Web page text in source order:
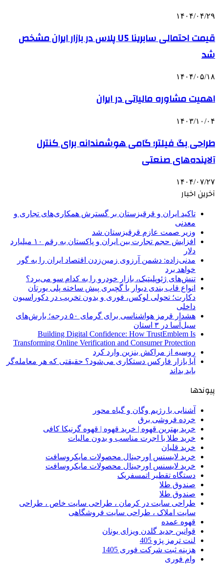
۱۴۰۴/۰۴/۲۹
قیمت احتمالی سابرینا U5 پلاس در بازار ایران مشخص
شد
۱۴۰۴/۰۵/۱۸
اهمیت مشاوره مالیاتی در ایران
۱۴۰۳/۱۰/۰۴
طراحی بگ فیلتر؛ گامی هوشمندانه برای کنترل
آلاینده‌های صنعتی
۱۴۰۴/۰۷/۲۷
آخرین اخبار
تاکید ایران و قرقیزستان بر گسترش همکاری‌های تجاری و
معدنی
وزیر صمت عازم قرقیزستان شد
افزایش حجم تجارت بین ایران و پاکستان به رقم ۱۰ میلیارد
دلار
مدنی‌زاده: دشمن آرزوی زمین‌زدن اقتصاد ایران را به گور
خواهد برد
تنش‌های ژئوپلیتیک، بازار خودرو را به کدام سو می‌برد؟
انواع قاب بندی دیوار با گچبری پیش ساخته پلی یورتان
دکارت؛ تحولی لوکس، فوری و بدون تخریب در دکوراسیون
داخلی
هشدار قرمز هواشناسی برای گرمای ۵۰ درجه؛ بارش‌های
سیل‌آسا در ۳ استان
Building Digital Confidence: How TrustEmblem Is
Transforming Online Verification and Consumer Protection
روسیه از مراکش بنزین وارد کرد
آیا بازار فارکس دستکاری می‌شود؟ حقیقتی که هر معامله‌گر
باید بداند
پیوندها
آشنایی با رژیم وگان و گیاه محور
خرده فروشی برق
خرید بهترین قهوه | خرید قهوه | قهوه گرنیکا کافی
خرید طلا با اجرت مناسب و بدون مالیات
خرید قلیان
خرید لایسنس اورجینال محصولات مایکروسافت
خرید لایسنس اورجینال محصولات مایکروسافت
دستگاه تقطیر اتمسفریک
صندوق طلا
صندوق طلا
طراحی سایت در کرمان ، طراحی سایت خاص ، طراحی
سایت املاک ، طراحی سایت فروشگاهی
قهوه عمده
قوانین جدید گلدن ویزای یونان
لنت ترمز پژو 405
هزینه ثبت شرکت فوری 1405
وام فوری